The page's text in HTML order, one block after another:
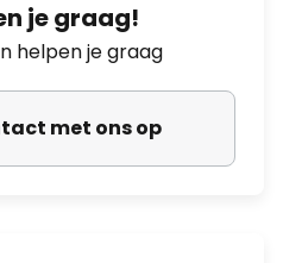
je graag!
helpen je graag
met ons op